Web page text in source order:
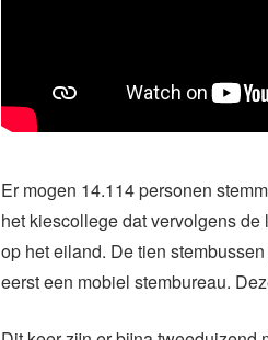
Er mogen 14.114 personen
het kiescollege dat vervolgens
op het eiland. De tien
eerst een mobiel stembureau.